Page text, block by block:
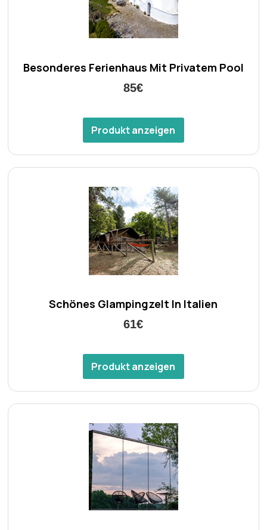
Besonderes Ferienhaus Mit Privatem Pool
85€
Produkt anzeigen
Schönes Glampingzelt In Italien
61€
Produkt anzeigen